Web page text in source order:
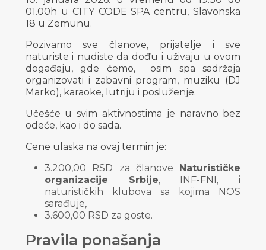
01.00h u CITY CODE SPA centru, Slavonska
18 u Zemunu.
Pozivamo sve članove, prijatelje i sve
naturiste i nudiste da dođu i uživaju u ovom
događaju, gde ćemo, osim spa sadržaja
organizovati i zabavni program, muziku (DJ
Marko), karaoke, lutriju i posluženje.
Učešće u svim aktivnostima je naravno bez
odeće, kao i do sada.
Cene ulaska na ovaj termin je:
3.200,00 RSD za članove Naturističke
organizacije Srbije, INF-FNI, i
naturističkih klubova sa kojima NOS
sarađuje,
3.600,00 RSD za goste.
Pravila ponašanja